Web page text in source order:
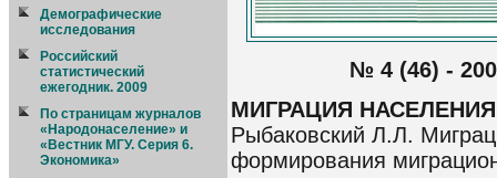
Демографические
исследования
Российский
статистический
ежегодник. 2009
По страницам журналов
«Народонаселение» и
«Вестник МГУ. Серия 6.
Экономика»
№ 4 (46) -
МИГРАЦИЯ НАСЕЛЕНИЯ
Рыбаковский Л.Л.
формирования